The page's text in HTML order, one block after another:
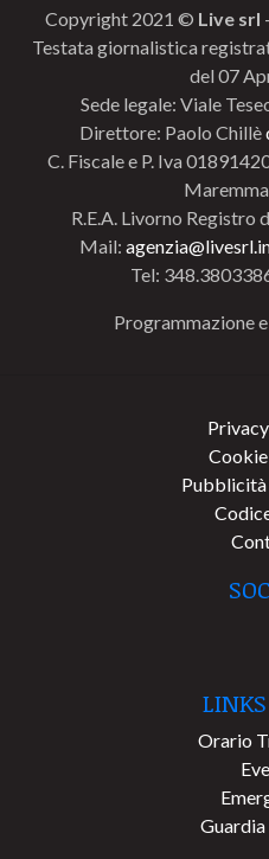
Copyright 2021 © Live srl
Testata giornalistica
del 07
Sede legale: Viale
Direttore: Paolo Chillè
C. Fiscale e P. Iva
R.E.A. Livorno Registro
Mail:
Tel:
Programmazione
Orario